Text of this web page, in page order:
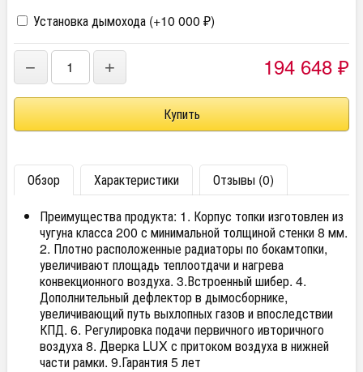
Установка дымохода (+10 000 ₽)
− + 194 648 ₽
Обзор Характеристики
Отзывы (0)
Преимущества продукта: 1. Корпус топки изготовлен из
чугуна класса 200 с минимальной толщиной стенки 8 мм.
2. Плотно расположенные радиаторы по бокамтопки,
увеличивают площадь теплоотдачи и нагрева
конвекционного воздуха. 3.Встроенный шибер. 4.
Дополнительный дефлектор в дымосборнике,
увеличивающий путь выхлопных газов и впоследствии
КПД. 6. Регулировка подачи первичного ивторичного
воздуха 8. Дверка LUX с притоком воздуха в нижней
части рамки. 9.Гарантия 5 лет